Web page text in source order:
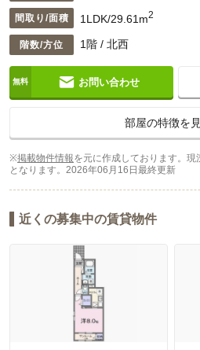
間取り/面積 1LDK/29.61m2
階数/方位 1階 / 北西
お問い合わせ
部屋の特徴を
※掲載物件情報を元に作成しております。
となります。 2026年06月16日最終更新
近くの募集中の賃貸物件